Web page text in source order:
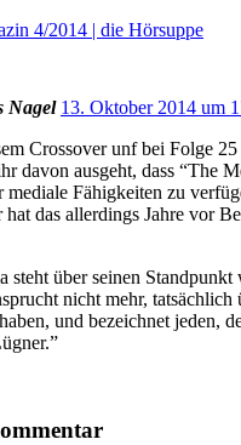
4/2014 | die Hörsuppe
Nagel 13. Oktober 2014 um
Crossover unf bei Folge
davon ausgeht, dass “The
mediale Fähigkeiten zu
hat das allerdings Jahre vor
steht über seinen Standpunkt
nicht mehr, tatsächlich
und bezeichnet jeden,